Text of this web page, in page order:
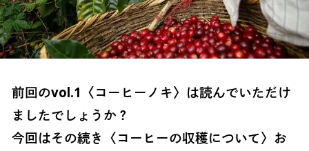
前回のvol.1〈コーヒーノキ〉は読んでいただけ
ましたでしょうか？
今回はその続き〈コーヒーの収穫について〉お